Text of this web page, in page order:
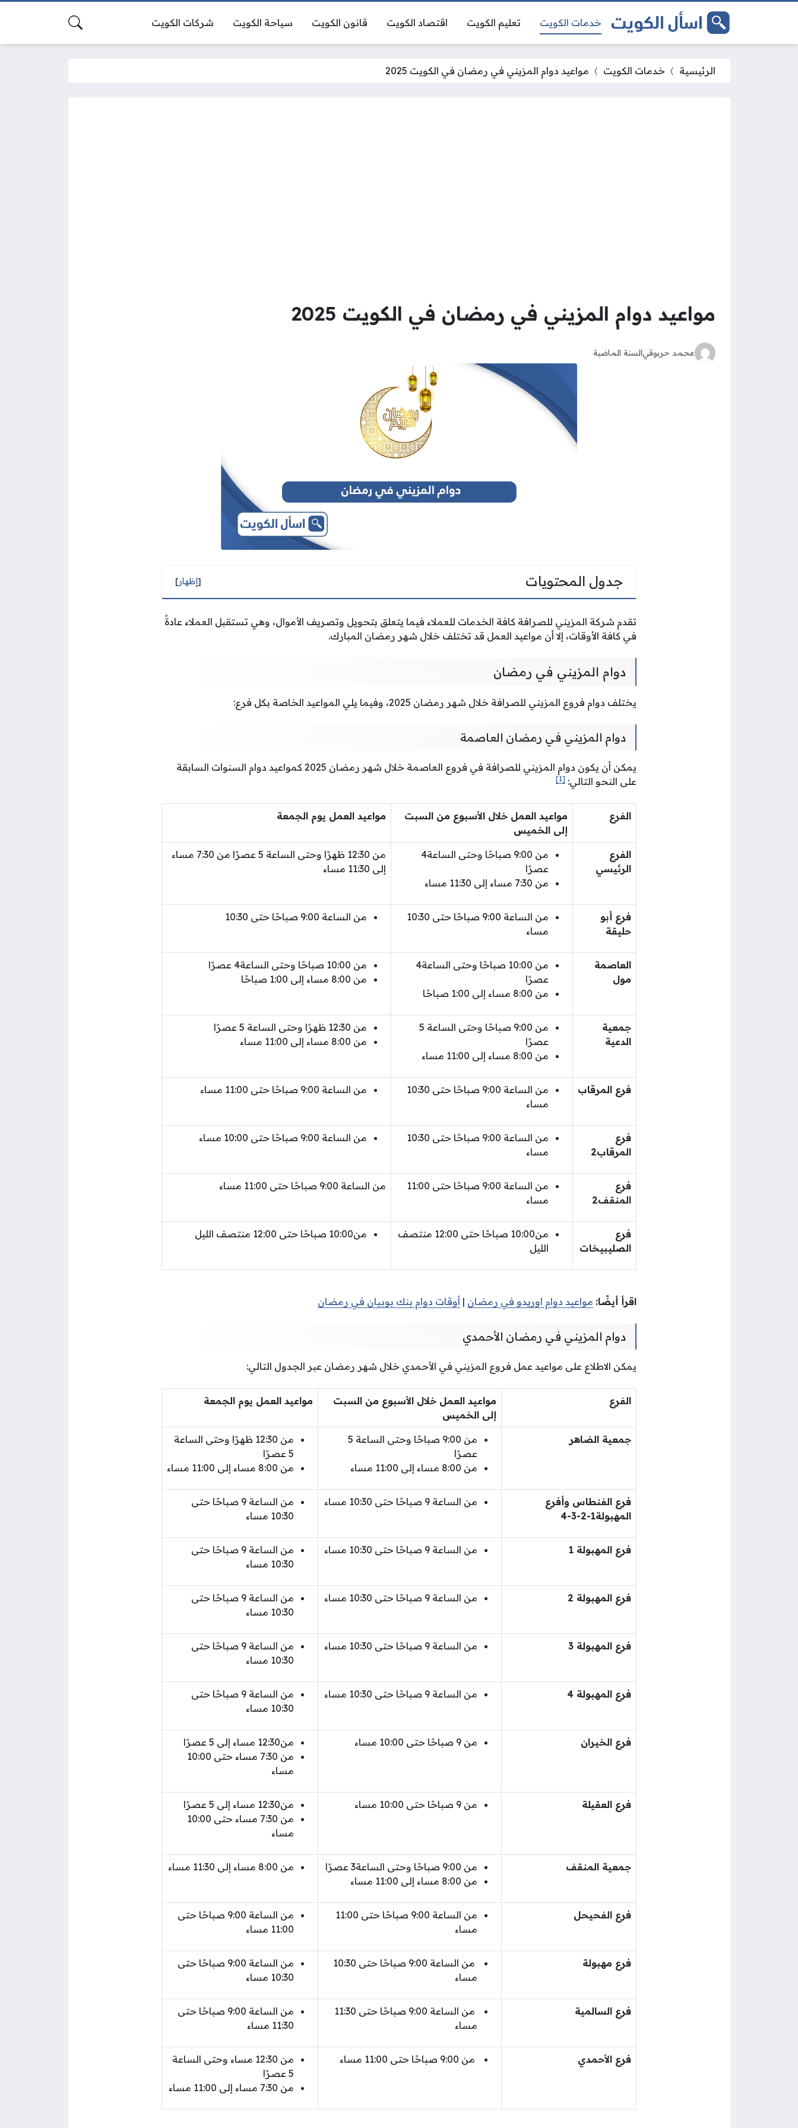
خدمات الكويت تعليم الكويت اقتصاد الكويت قانون الكويت سياحة الكويت شركات الكويت
الرئيسية خدمات الكويت مواعيد دوام المزيني في رمضان في الكويت 2025
مواعيد دوام المزيني في رمضان في الكويت 2025
محمد حربوقيالسنة الماضية
جدول المحتويات [إظهار]
تقدم شركة المزيني للصرافة كافة الخدمات للعملاء فيما يتعلق بتحويل وتصريف الأموال، وهي تستقبل العملاء عادةً
في كافة الأوقات، إلا أن مواعيد العمل قد تختلف خلال شهر رمضان المبارك.
دوام المزيني في رمضان
يختلف دوام فروع المزيني للصرافة خلال شهر رمضان 2025، وفيما يلي المواعيد الخاصة بكل فرع:
دوام المزيني في رمضان العاصمة
يمكن أن يكون دوام المزيني للصرافة في فروع العاصمة خلال شهر رمضان 2025 كمواعيد دوام السنوات السابقة
على النحو التالي: [1]
الفرع
مواعيد العمل خلال الأسبوع من السبت
إلى الخميس
مواعيد العمل يوم الجمعة
الفرع
الرئيسي
من 9:00 صباحًا وحتى الساعة4
عصرًا
من 7:30 مساء إلى 11:30 مساء
من 12:30 ظهرًا وحتى الساعة 5 عصرًا من 7:30 مساء
إلى 11:30 مساء
فرع أبو
حليقة
من الساعة 9:00 صباحًا حتى 10:30
مساء
من الساعة 9:00 صباحًا حتى 10:30
العاصمة
مول
من 10:00 صباحًا وحتى الساعة4
عصرًا
من 8:00 مساء إلى 1:00 صباحًا
من 10:00 صباحًا وحتى الساعة4 عصرًا
من 8:00 مساء إلى 1:00 صباحًا
جمعية
الدعية
من 9:00 صباحًا وحتى الساعة 5
عصرًا
من 8:00 مساء إلى 11:00 مساء
من 12:30 ظهرًا وحتى الساعة 5 عصرًا
من 8:00 مساء إلى 11:00 مساء
فرع المرقاب
من الساعة 9:00 صباحًا حتى 10:30
مساء
من الساعة 9:00 صباحًا حتى 11:00 مساء
فرع
المرقاب2
من الساعة 9:00 صباحًا حتى 10:30
مساء
من الساعة 9:00 صباحًا حتى 10:00 مساء
فرع
المنقف2
من الساعة 9:00 صباحًا حتى 11:00
مساء
من الساعة 9:00 صباحًا حتى 11:00 مساء
فرع
الصليبيخات
من10:00 صباحًا حتى 12:00 منتصف
الليل
من10:00 صباحًا حتى 12:00 منتصف الليل
اقرأ أيضًا: مواعيد دوام اوريدو في رمضان | أوقات دوام بنك بوبيان في رمضان
دوام المزيني في رمضان الأحمدي
يمكن الاطلاع على مواعيد عمل فروع المزيني في الأحمدي خلال شهر رمضان عبر الجدول التالي:
الفرع
مواعيد العمل خلال الأسبوع من السبت
إلى الخميس
مواعيد العمل يوم الجمعة
جمعية الضاهر
من 9:00 صباحًا وحتى الساعة 5
عصرًا
من 8:00 مساء إلى 11:00 مساء
من 12:30 ظهرًا وحتى الساعة
5 عصرًا
من 8:00 مساء إلى 11:00 مساء
فرع الفنطاس وأفرع
المهبولة1-2-3-4
من الساعة 9 صباحًا حتى 10:30 مساء
من الساعة 9 صباحًا حتى
10:30 مساء
فرع المهبولة 1 من الساعة 9 صباحًا حتى 10:30 مساء
من الساعة 9 صباحًا حتى
10:30 مساء
فرع المهبولة 2 من الساعة 9 صباحًا حتى 10:30 مساء
من الساعة 9 صباحًا حتى
10:30 مساء
فرع المهبولة 3 من الساعة 9 صباحًا حتى 10:30 مساء
من الساعة 9 صباحًا حتى
10:30 مساء
فرع المهبولة 4 من الساعة 9 صباحًا حتى 10:30 مساء
من الساعة 9 صباحًا حتى
10:30 مساء
فرع الخيران من 9 صباحًا حتى 10:00 مساء
من12:30 مساء إلى 5 عصرًا
من 7:30 مساء حتى 10:00
مساء
فرع العقيلة من 9 صباحًا حتى 10:00 مساء
من12:30 مساء إلى 5 عصرًا
من 7:30 مساء حتى 10:00
مساء
جمعية المنقف
من 9:00 صباحًا وحتى الساعة3 عصرًا
من 8:00 مساء إلى 11:00 مساء
من 8:00 مساء إلى 11:30 مساء
فرع الفحيحل
من الساعة 9:00 صباحًا حتى 11:00
مساء
من الساعة 9:00 صباحًا حتى
11:00 مساء
فرع مهبولة
من الساعة 9:00 صباحًا حتى 10:30
مساء
من الساعة 9:00 صباحًا حتى
10:30 مساء
فرع السالمية
من الساعة 9:00 صباحًا حتى 11:30
مساء
من الساعة 9:00 صباحًا حتى
11:30 مساء
فرع الأحمدي من 9:00 صباحًا حتى 11:00 مساء
من 12:30 مساء وحتى الساعة
5 عصرًا
من 7:30 مساء إلى 11:00 مساء